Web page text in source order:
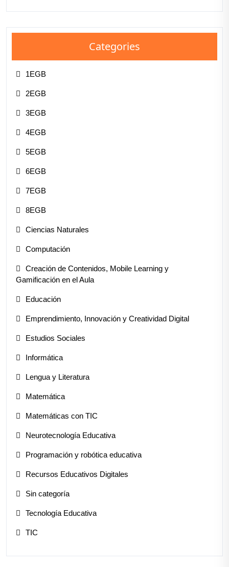
Categories
1EGB
2EGB
3EGB
4EGB
5EGB
6EGB
7EGB
8EGB
Ciencias Naturales
Computación
Creación de Contenidos, Mobile Learning y
Gamificación en el Aula
Educación
Emprendimiento, Innovación y Creatividad Digital
Estudios Sociales
Informática
Lengua y Literatura
Matemática
Matemáticas con TIC
Neurotecnología Educativa
Programación y robótica educativa
Recursos Educativos Digitales
Sin categoría
Tecnología Educativa
TIC